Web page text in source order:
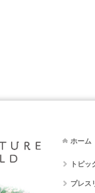
ホーム
トピッ
プレス